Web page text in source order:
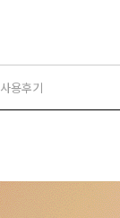
사용후기